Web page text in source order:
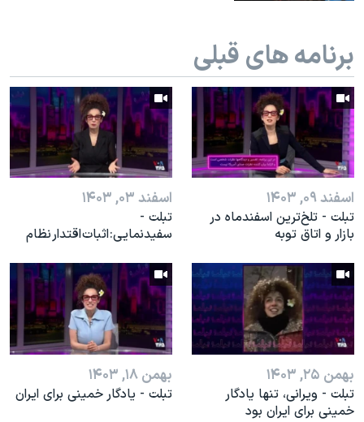
برنامه های قبلی
اسفند ۰۹, ۱۴۰۳
تبلت - تلخ‌ترین اسفندماه در
بازار و اتاق توبه
اسفند ۰۳, ۱۴۰۳
تبلت -
سفیدنمایی:‌ اثبات اقتدار نظام
بهمن ۲۵, ۱۴۰۳
تبلت - ویرانی، تنها یادگار
خمینی برای ایران بود
بهمن ۱۸, ۱۴۰۳
تبلت - یادگار خمینی برای ایران